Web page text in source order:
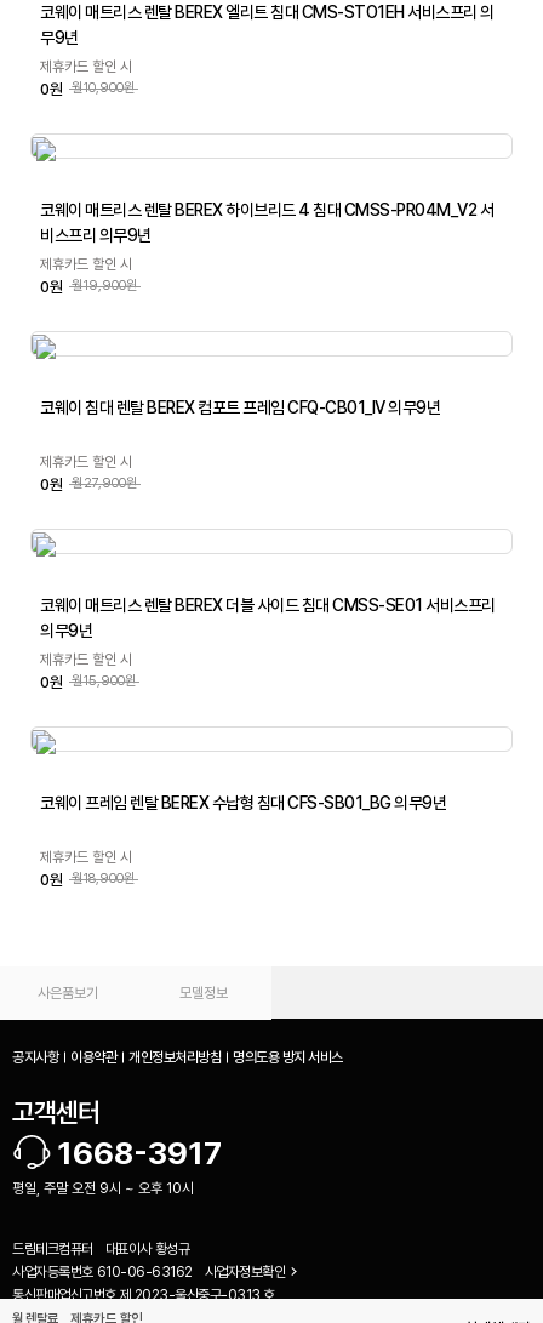
월 렌탈료 제휴카드 할인
코웨이 매트리스 렌탈 BEREX 엘리트 침대 CMS-STO1EH 서비스프리 의
무9년
제휴카드 할인 시
0원 월10,900원
코웨이 매트리스 렌탈 BEREX 하이브리드 4 침대 CMSS-PR04M_V2 서
비스프리 의무9년
제휴카드 할인 시
0원 월19,900원
코웨이 침대 렌탈 BEREX 컴포트 프레임 CFQ-CB01_IV 의무9년
제휴카드 할인 시
0원 월27,900원
코웨이 매트리스 렌탈 BEREX 더블 사이드 침대 CMSS-SE01 서비스프리
의무9년
제휴카드 할인 시
0원 월15,900원
코웨이 프레임 렌탈 BEREX 수납형 침대 CFS-SB01_BG 의무9년
제휴카드 할인 시
0원 월18,900원
사은품보기 모델정보
공지사항 이용약관 개인정보처리방침 명의도용 방지 서비스
고객센터
1668-3917
평일, 주말 오전 9시 ~ 오후 10시
드림테크컴퓨터 대표이사 황성규
사업자등록번호 610-06-63162
사업자정보확인
통신판매업신고번호 제 2023-울산중구-0313 호
(44467) 울산 중구 명륜로 104 1층 (우정동)
비교하기(0)